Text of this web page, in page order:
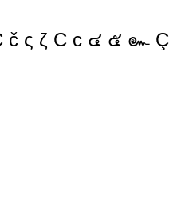
č ς ζ С с ๔ ๕ ๛ Ç